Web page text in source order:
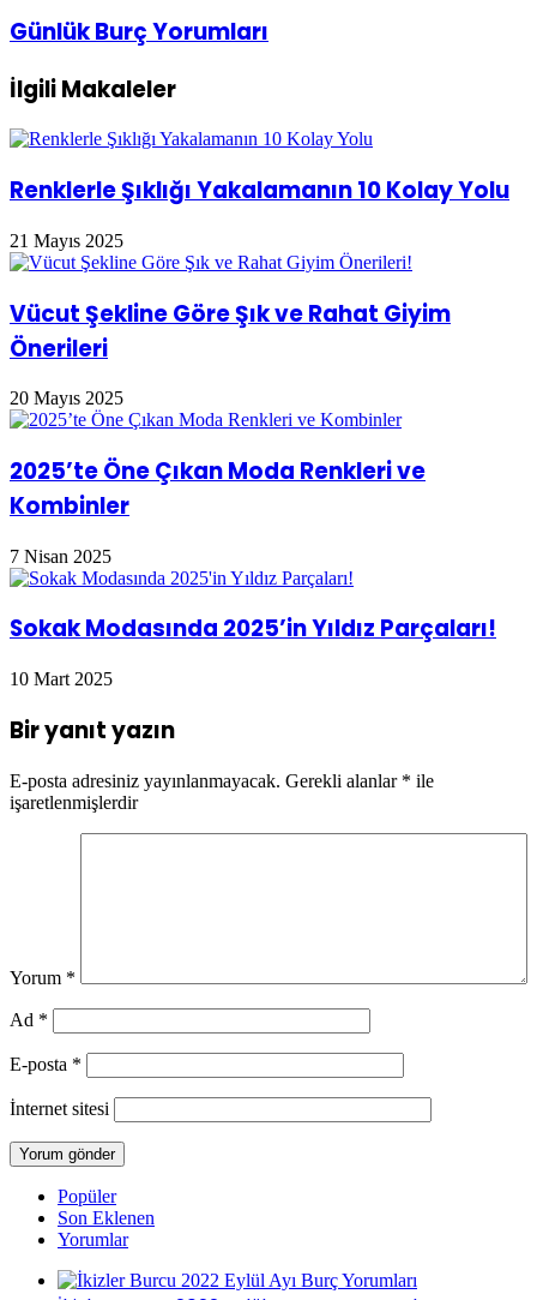
nedir?
Günlük
Burç
Günlük Burç Yorumları
İlgili Makaleler
Renklerle Şıklığı Yakalamanın 10 Kolay Yolu
21 Mayıs 2025
Vücut Şekline Göre Şık ve Rahat Giyim
Önerileri
20 Mayıs 2025
2025’te Öne Çıkan Moda Renkleri ve
Kombinler
7 Nisan 2025
Sokak Modasında 2025’in Yıldız Parçaları!
10 Mart 2025
Bir yanıt yazın
E-posta adresiniz yayınlanmayacak. Gerekli alanlar * ile
işaretlenmişlerdir
Yorum *
Ad *
E-posta *
İnternet sitesi
Popüler
Son Eklenen
Yorumlar